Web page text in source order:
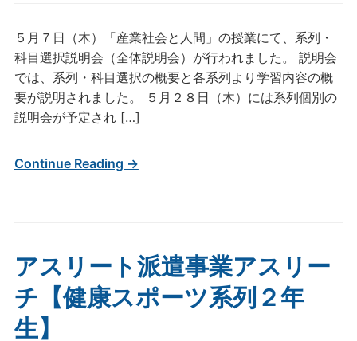
５月７日（木）「産業社会と人間」の授業にて、系列・
科目選択説明会（全体説明会）が行われました。 説明会
では、系列・科目選択の概要と各系列より学習内容の概
要が説明されました。 ５月２８日（木）には系列個別の
説明会が予定され […]
Continue Reading →
アスリート派遣事業アスリー
チ【健康スポーツ系列２年
生】